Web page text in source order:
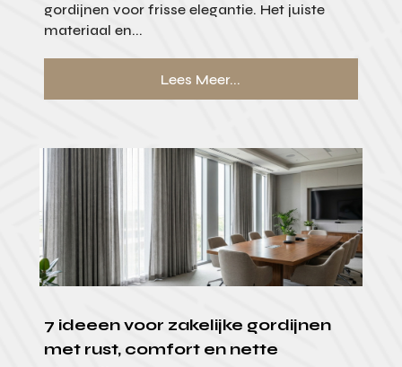
gordijnen voor frisse elegantie. Het juiste
materiaal en...
Lees Meer...
7 ideeen voor zakelijke gordijnen
met rust, comfort en nette